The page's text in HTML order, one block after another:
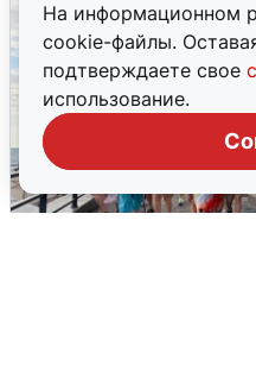
На информационном
cookie-файлы.
подтверждаете свое
использование.